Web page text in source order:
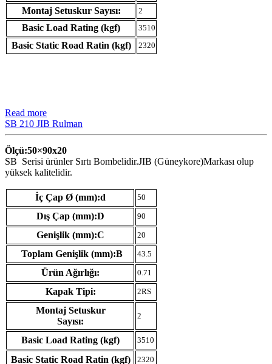
Montaj Setuskur Sayısı: 2
Basic Load Rating (kgf) 3510
Basic Static Road Ratin (kgf) 2320
Read more
SB 210 JIB Rulman
Ölçü:50×90x20
SB Serisi ürünler Sırtı Bombelidir.JIB (Güneykore)Markası olup
yüksek kalitelidir.
İç Çap Ø (mm):d 50
Dış Çap (mm):D 90
Genişlik (mm):C 20
Toplam Genişlik (mm):B 43.5
Ürün Ağırlığı: 0.71
Kapak Tipi: 2RS
Montaj Setuskur
Sayısı:
2
Basic Load Rating (kgf) 3510
Basic Static Road Ratin (kgf) 2320